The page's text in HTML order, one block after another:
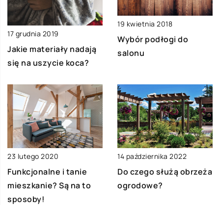
17 grudnia 2019
Jakie materiały nadają
się na uszycie koca?
19 kwietnia 2018
Wybór podłogi do
salonu
23 lutego 2020
Funkcjonalne i tanie
mieszkanie? Są na to
sposoby!
14 października 2022
Do czego służą obrzeża
ogrodowe?